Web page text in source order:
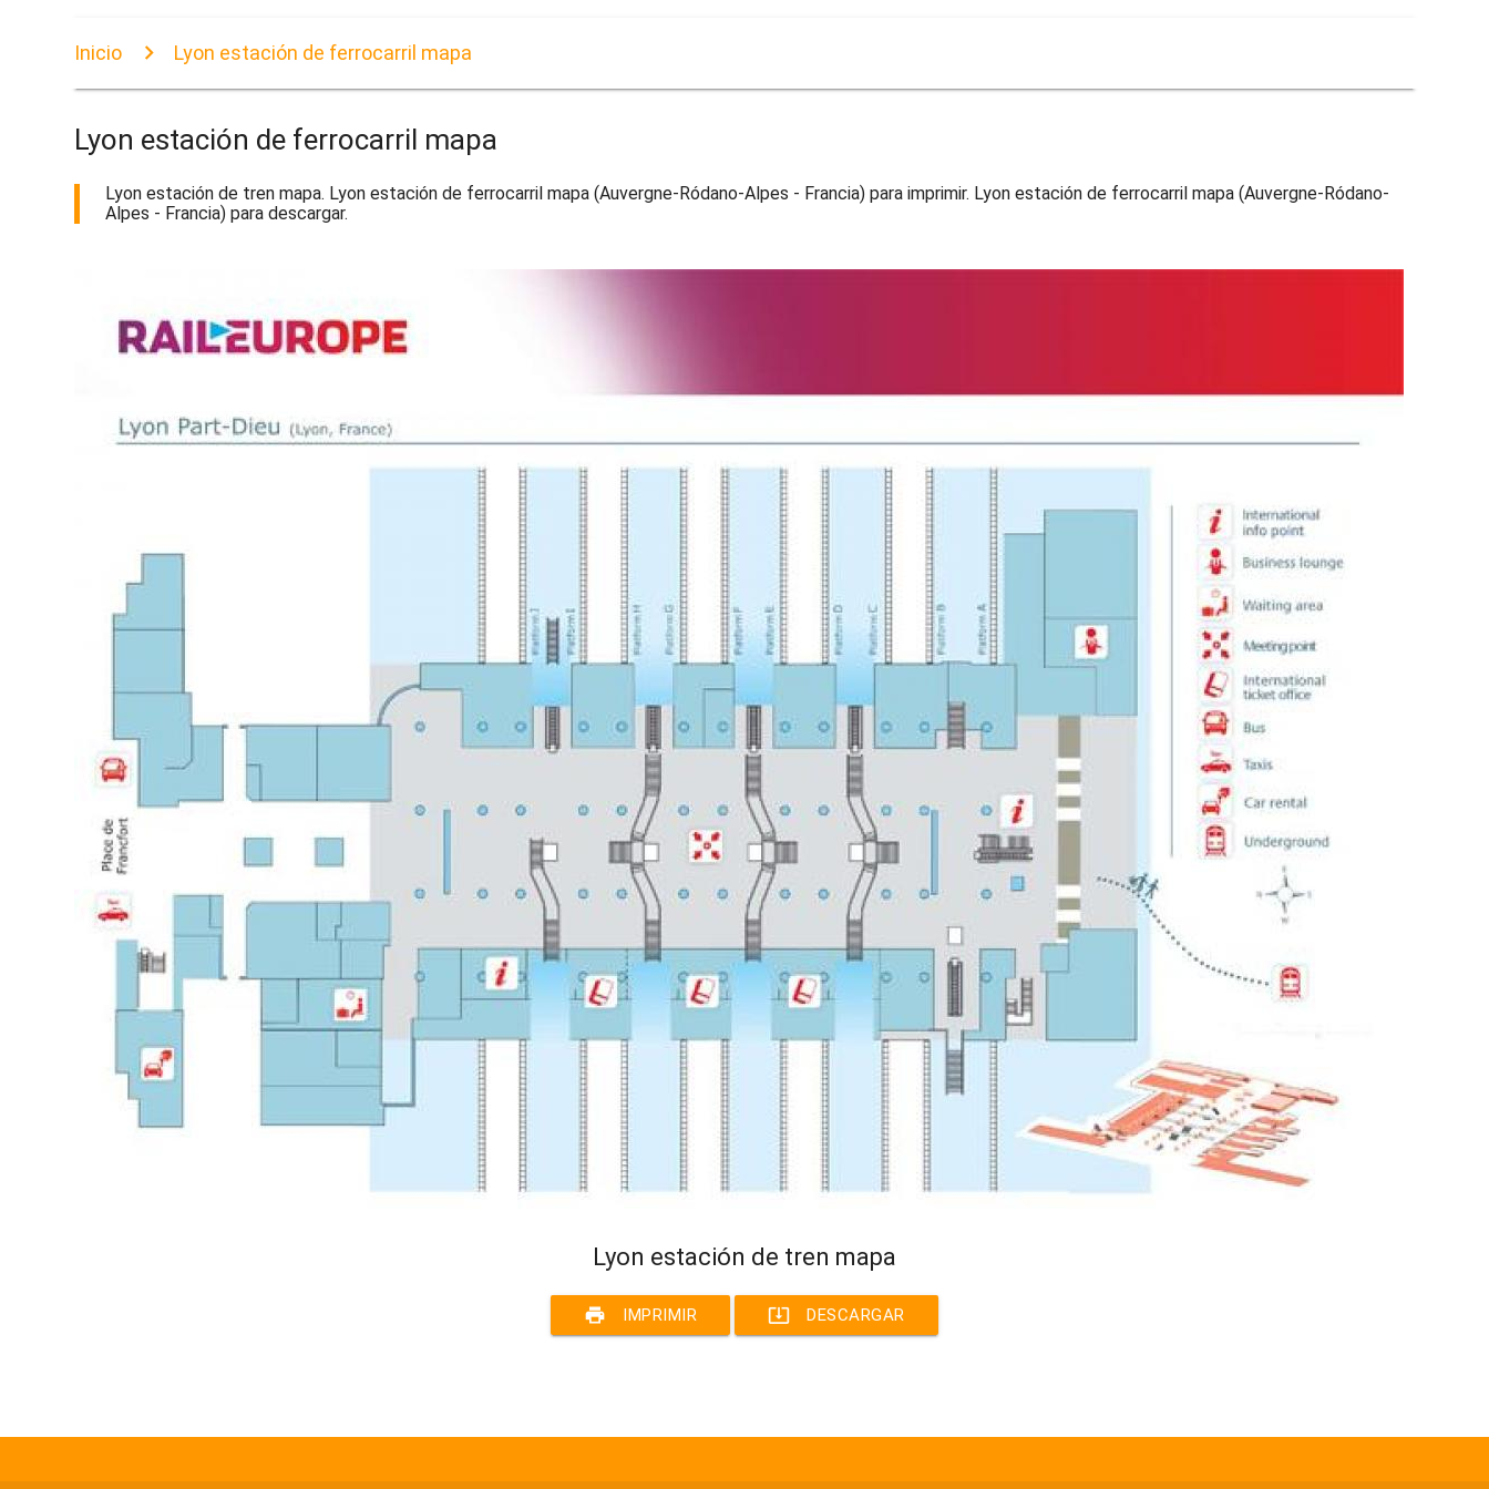
Inicio Lyon estación de ferrocarril mapa
Lyon estación de ferrocarril mapa
Lyon estación de tren mapa. Lyon estación de ferrocarril mapa (Auvergne-Ródano-Alpes - Francia) para imprimir. Lyon estación de ferrocarril mapa (Auvergne-Ródano-
Alpes - Francia) para descargar.
Lyon estación de tren mapa
print IMPRIMIR system_update_alt DESCARGAR